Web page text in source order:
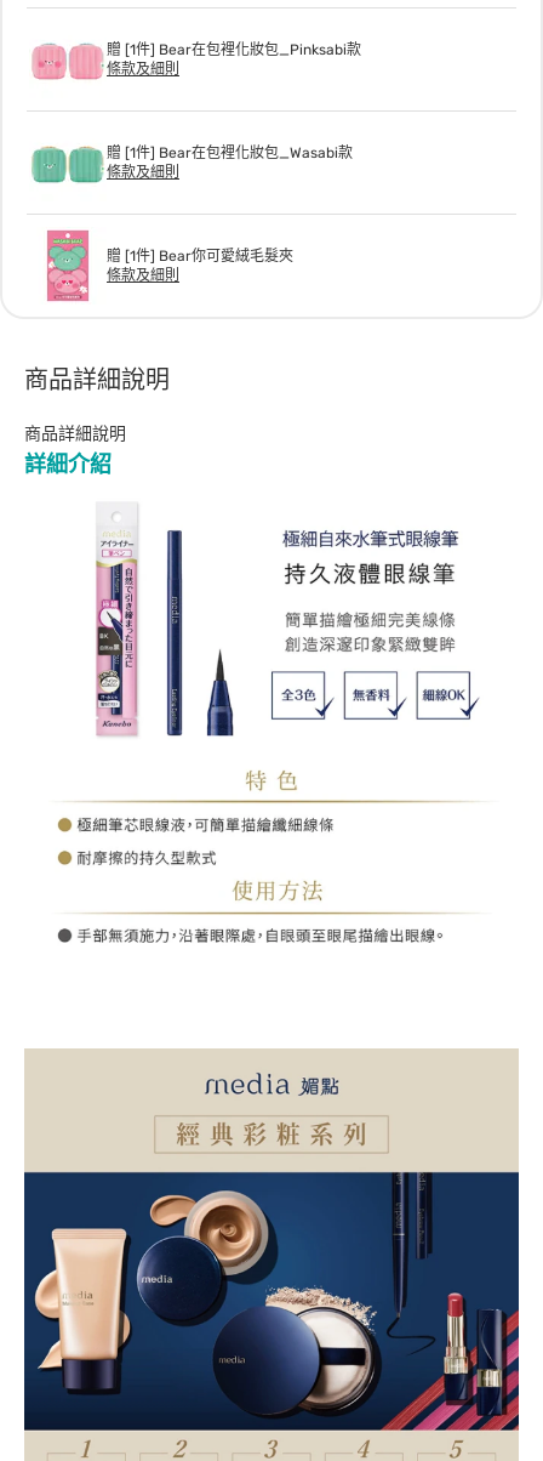
贈 [1件] Bear在包裡化妝包_Pinksabi款
條款及細則
贈 [1件] Bear在包裡化妝包_Wasabi款
條款及細則
贈 [1件] Bear你可愛絨毛髮夾
條款及細則
商品詳細說明
商品詳細說明
詳細介紹